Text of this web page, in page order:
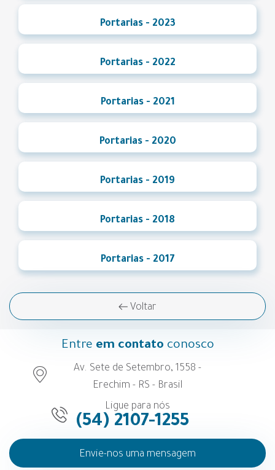
Portarias - 2023
Portarias - 2022
Portarias - 2021
Portarias - 2020
Portarias - 2019
Portarias - 2018
Portarias - 2017
Voltar
Entre em contato conosco
Av. Sete de Setembro, 1558 -
Erechim - RS - Brasil
Ligue para nós
(54) 2107-1255
Envie-nos uma mensagem